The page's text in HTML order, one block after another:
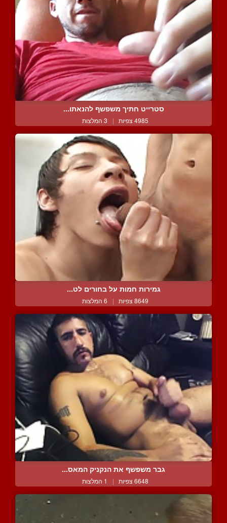
סטרייט חתיך משפשף להנאתו...
4985 צפיות | 3 המלצות
גמירות חמות על בחורים לט...
8649 צפיות | 6 המלצות
גבר משפשף את הנקניק המאס...
6648 צפיות | 1 המלצות